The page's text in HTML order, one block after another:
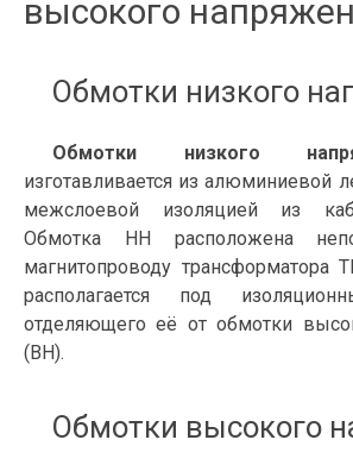
высокого
Обмотки низкого
Обмотки низкого
изготавливается из алюминиевой
межслоевой изоляцией из
Обмотка НН расположена
магнитопроводу трансформатора
располагается под
отделяющего её от обмотки
(ВН).
Обмотки высокого